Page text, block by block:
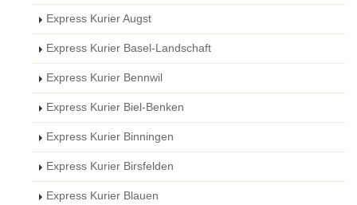
Express Kurier Augst
Express Kurier Basel-Landschaft
Express Kurier Bennwil
Express Kurier Biel-Benken
Express Kurier Binningen
Express Kurier Birsfelden
Express Kurier Blauen